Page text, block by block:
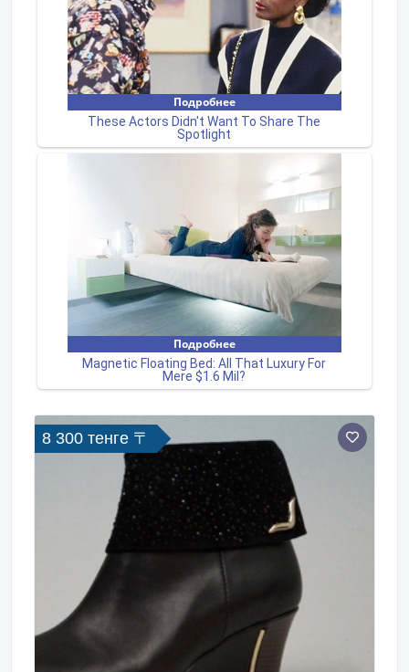
8 300 тенге 〒